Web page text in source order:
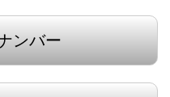
ンバー